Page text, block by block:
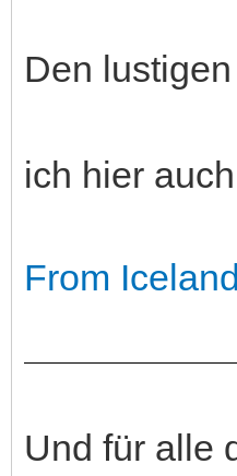
Den
ich hier
From
Und für alle